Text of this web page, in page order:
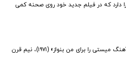
دارد که در فیلم جدید خود روی صحنه کمی
اولین تجربه کارگردانی ایستوود، «آهنگ میستی را برای من بنواز» (۱۹۷۱)، نیم قرن